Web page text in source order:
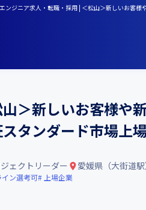
ンジニア求人・転職・採用 | ＜松山＞新しいお客
＞新しいお客様や
タンダード市場上
ェクトリーダー 愛媛県（大街道駅
イン選考可 上場企業